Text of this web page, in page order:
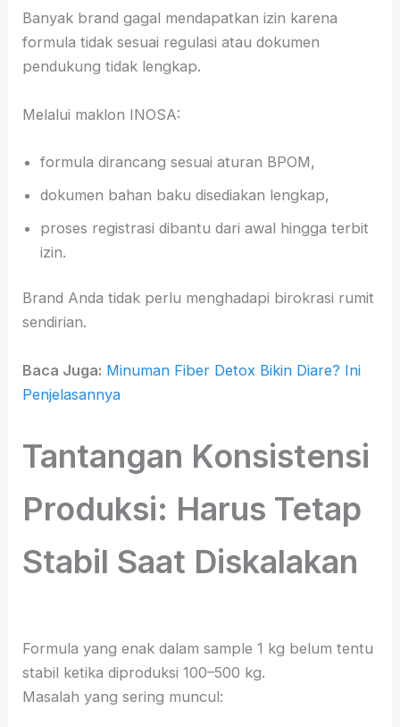
Banyak brand gagal mendapatkan izin karena
formula tidak sesuai regulasi atau dokumen
pendukung tidak lengkap.
Melalui maklon INOSA:
formula dirancang sesuai aturan BPOM,
dokumen bahan baku disediakan lengkap,
proses registrasi dibantu dari awal hingga terbit
izin.
Brand Anda tidak perlu menghadapi birokrasi rumit
sendirian.
Baca Juga: Minuman Fiber Detox Bikin Diare? Ini
Penjelasannya
Tantangan Konsistensi
Produksi: Harus Tetap
Stabil Saat Diskalakan
Formula yang enak dalam sample 1 kg belum tentu
stabil ketika diproduksi 100–500 kg.
Masalah yang sering muncul: